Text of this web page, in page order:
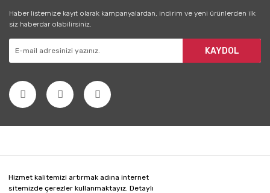
Hizmet kalitemizi artırmak adına internet
sitemizde çerezler kullanmaktayız. Detaylı
Haber listemize kayıt olarak kampanyalardan, indirim ve yeni ürünlerden ilk
siz haberdar olabilirsiniz.
KAYDOL